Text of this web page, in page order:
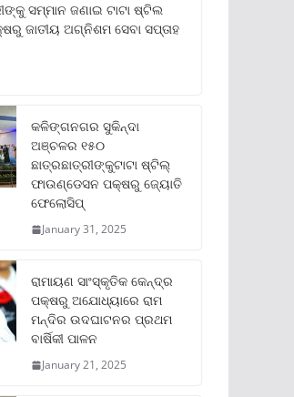
ସମ୍ମାନ ଜଣାଇ ଟାଟା ଷ୍ଟିଲ
ଜାତୀୟ ଅଗ୍ନିଶମ ସେବା ସପ୍ତାହ
କଳିଙ୍ଗନଗର ସୁକିନ୍ଦା
ଅଞ୍ଚଳର ୧୫୦
ଛାତ୍ରଛାତ୍ରୀଙ୍କୁଟାଟା ଷ୍ଟିଲ୍
ଫାଉଣ୍ଡେସନ ପକ୍ଷରୁ ଜ୍ୟୋତି
ଫେଲୋସିପ୍‌
January 31, 2025
ରାମାୟଣ ସାଂସ୍କୃତିକ କେନ୍ଦ୍ର
ପକ୍ଷରୁ ଅଯୋଧ୍ୟାରେ ରାମ
ମନ୍ଦିର ଉଦଘାଟନର ପ୍ରଥମ
ବାର୍ଷିକୀ ପାଳନ
January 21, 2025